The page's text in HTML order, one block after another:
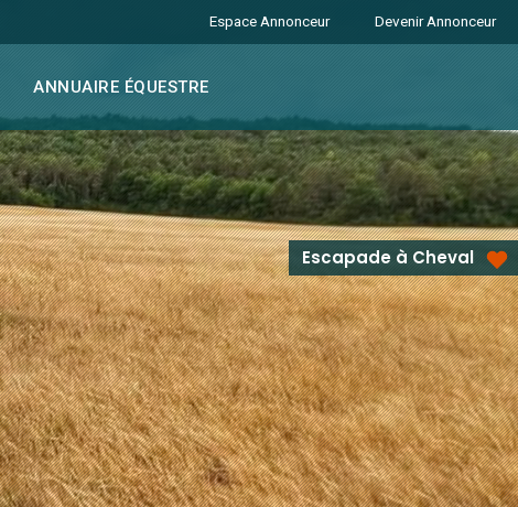
ANNUAIRE ÉQUESTRE
Espace Annonceur Devenir Annonceur
Escapade à Cheval